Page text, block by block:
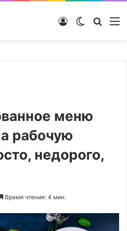
Switch skin
Войти
меню
рабочую
недорого,
Время чтения: 4 мин.